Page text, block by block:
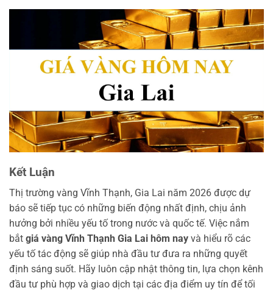
Kết Luận
Thị trường vàng Vĩnh Thạnh, Gia Lai năm 2026 được dự
báo sẽ tiếp tục có những biến động nhất định, chịu ảnh
hưởng bởi nhiều yếu tố trong nước và quốc tế. Việc nắm
bắt giá vàng Vĩnh Thạnh Gia Lai hôm nay và hiểu rõ các
yếu tố tác động sẽ giúp nhà đầu tư đưa ra những quyết
định sáng suốt. Hãy luôn cập nhật thông tin, lựa chọn kênh
đầu tư phù hợp và giao dịch tại các địa điểm uy tín để tối